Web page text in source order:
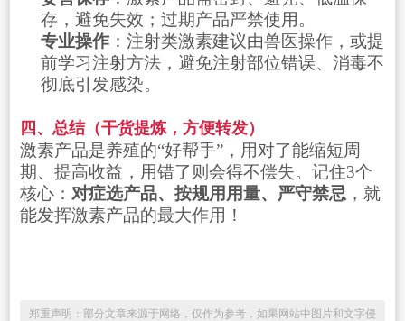
存，避免失效；过期产品严禁使用。
专业操作：注射类激素建议由兽医操作，或提
前学习注射方法，避免注射部位错误、消毒不
彻底引发感染。
四、总结（干货提炼，方便转发）
激素产品是养殖的“好帮手”，用对了能缩短周
期、提高收益，用错了则会得不偿失。记住3个
核心： 对症选产品、按规用用量、严守禁忌 ，就
能发挥激素产品的最大作用！
郑重声明：部分文章来源于网络，仅作为参考，如果网站中图片和文字侵